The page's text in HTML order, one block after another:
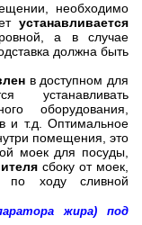
необходимо
устанавливается
а в случае
должна быть
в доступном для
устанавливать
оборудования,
и т.д. Оптимальное
помещения, это
моек для посуды,
сбоку от моек,
ходу сливной
жира) под